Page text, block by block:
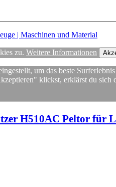
H510AC Peltor für
| Maschinen und Material
zu. Weitere Informationen
um das beste
klickst, erklärst du sich